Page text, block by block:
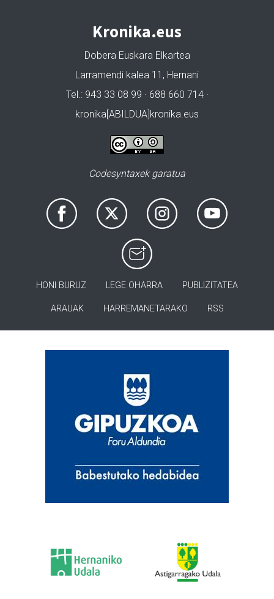
Kronika.eus
Dobera Euskara Elkartea
Larramendi kalea 11, Hernani
Tel.: 943 33 08 99 · 688 660 714 ·
kronika[ABILDUA]kronika.eus
Codesyntaxek garatua
HONI BURUZ LEGE OHARRA PUBLIZITATEA
ARAUAK HARREMANETARAKO RSS